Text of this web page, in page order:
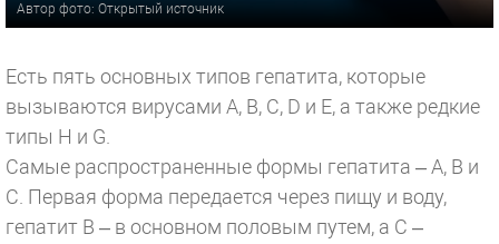
Автор фото: Открытый источник
Есть пять основных типов гепатита, которые
вызываются вирусами A, B, C, D и Е, а также редкие
типы H и G.
Самые распространенные формы гепатита – А, В и
С. Первая форма передается через пищу и воду,
гепатит В – в основном половым путем, а С –